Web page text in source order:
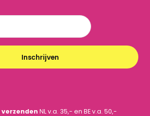
Inschrijven
NL v.a. 35,- en BE v.a. 50,-